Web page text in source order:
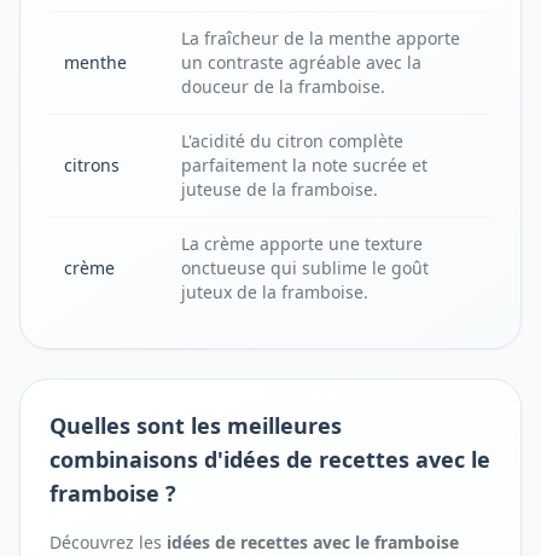
menthe
La fraîcheur de la menthe apporte
un contraste agréable avec la
douceur de la framboise.
citrons
L'acidité du citron complète
parfaitement la note sucrée et
juteuse de la framboise.
crème
La crème apporte une texture
onctueuse qui sublime le goût
juteux de la framboise.
Quelles sont les meilleures
combinaisons d'idées de recettes avec le
framboise ?
Découvrez les idées de recettes avec le framboise